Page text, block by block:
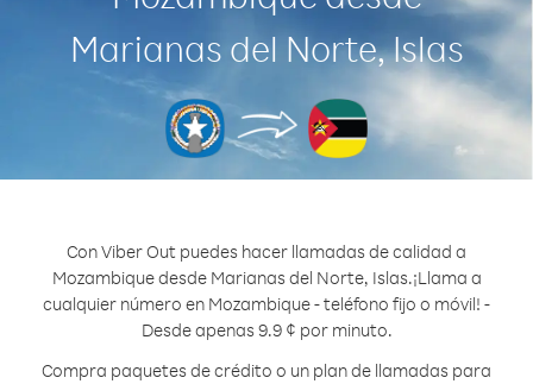
Marianas del Norte, Islas
Con Viber Out puedes hacer llamadas de calidad a
Mozambique desde Marianas del Norte, Islas.¡Llama a
cualquier número en Mozambique - teléfono fijo o móvil! -
Desde apenas 9.9 ¢ por minuto.
Compra paquetes de crédito o un plan de llamadas para